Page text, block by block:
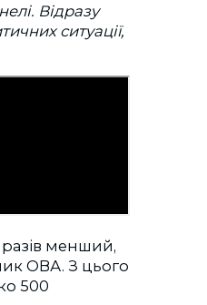
Відразу
ситуації,
менший,
ОВА. З цього
500